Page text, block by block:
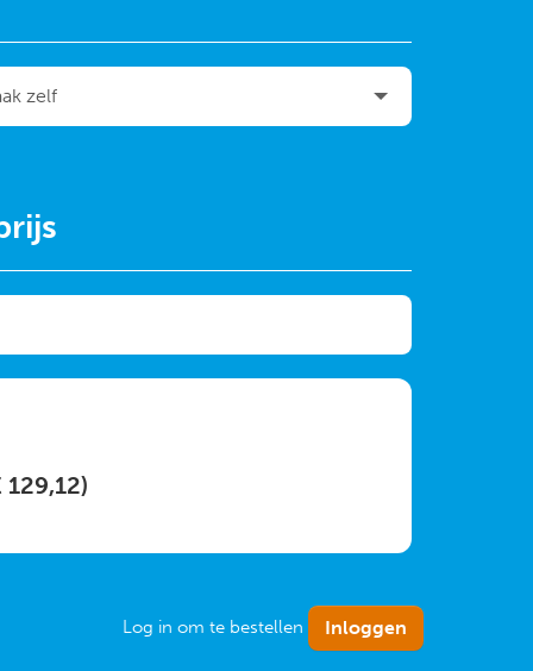
Log in om te bestellen